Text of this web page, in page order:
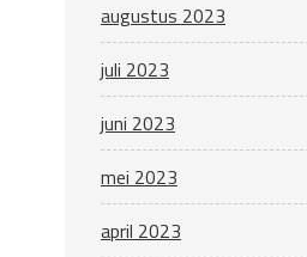
augustus 2023
juli 2023
juni 2023
mei 2023
april 2023